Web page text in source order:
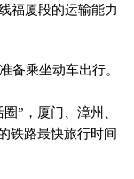
福厦段的运输能力
备乘坐动车出行。
”，厦门、漳州、
铁路最快旅行时间